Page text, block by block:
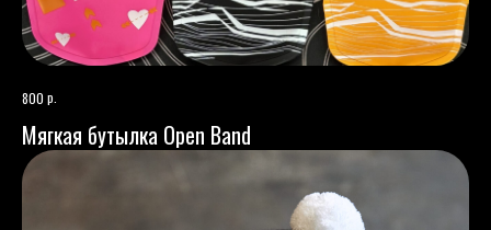
800 р.
Мягкая бутылка Open Band